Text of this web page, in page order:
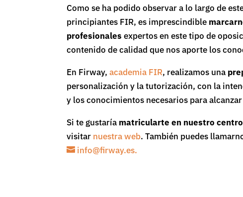
Como se ha podido observar a lo largo de
principiantes FIR, es imprescindible
profesionales expertos en este tipo de
contenido de calidad que nos aporte los
En Firway,academia FIR, realizamos una
personalización y la tutorización, con la
y los conocimientos necesarios para
Si te gustaría matricularte en nuestro
visitar nuestra web. También puedes
info@firway.es.